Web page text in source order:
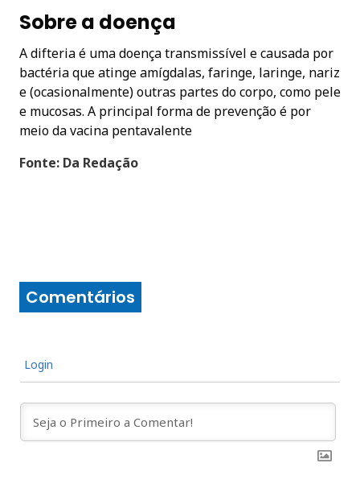
Sobre a doença
A difteria é uma doença transmissível e causada por
bactéria que atinge amígdalas, faringe, laringe, nariz
e (ocasionalmente) outras partes do corpo, como pele
e mucosas. A principal forma de prevenção é por
meio da vacina pentavalente
Fonte: Da Redação
Comentários
Login